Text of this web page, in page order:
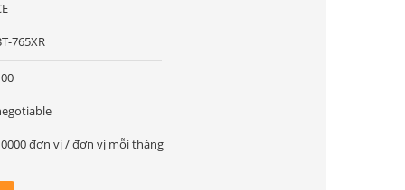
765XR
đơn vị / đơn vị mỗi tháng